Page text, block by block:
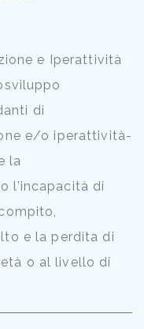
e Iperattività
di
e/o iperattività-
la
l’incapacità di
e la perdita di
o al livello di